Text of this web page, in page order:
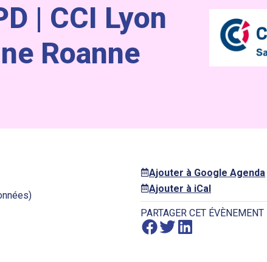
| CCI Lyon
Roanne
Ajouter à Google Agenda
Ajouter à iCal
PARTAGER CET ÉVÈNEMENT